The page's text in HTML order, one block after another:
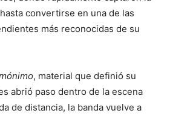
convertirse en una de las
más reconocidas de su
, material que definió su
abrió paso dentro de la escena
de distancia, la banda vuelve a